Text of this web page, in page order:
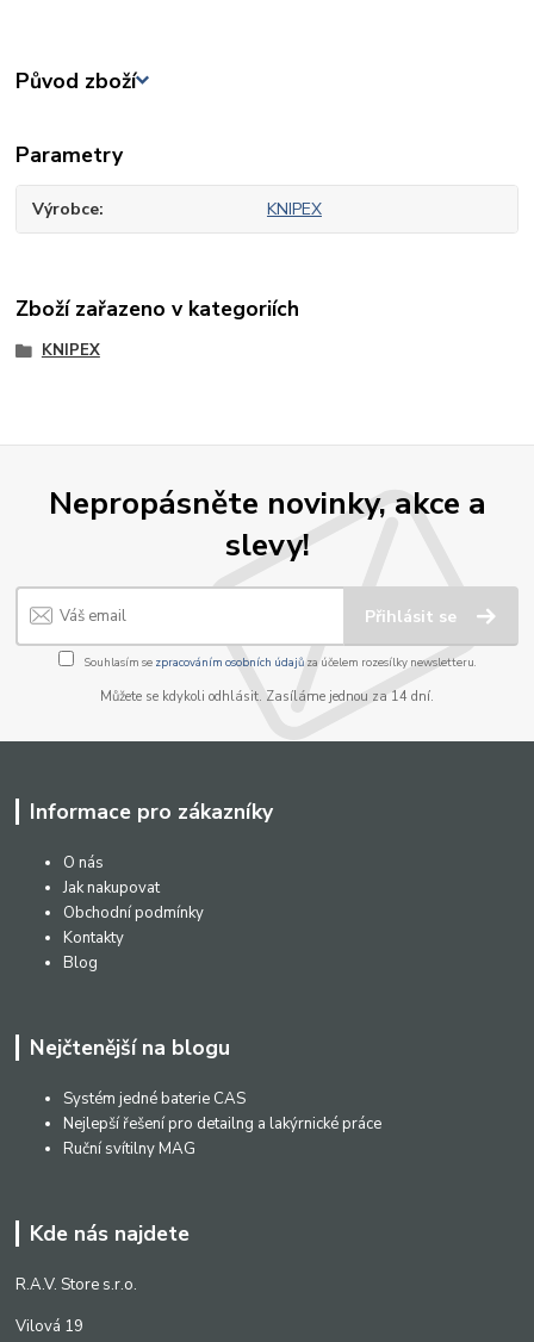
Původ zboží
Parametry
Výrobce KNIPEX
Zboží zařazeno v kategoriích
KNIPEX
Nepropásněte novinky, akce a
slevy!
Přihlásit se
Souhlasím se zpracováním osobních údajůza účelem rozesílky newsletteru.
Můžete se kdykoli odhlásit. Zasíláme jednou za 14 dní.
Informace pro zákazníky
O nás
Jak nakupovat
Obchodní podmínky
Kontakty
Blog
Nejčtenější na blogu
Systém jedné baterie CAS
Nejlepší řešení pro detailng a lakýrnické práce
Ruční svítilny MAG
Kde nás najdete
R.A.V. Store s.r.o.
Vilová 19